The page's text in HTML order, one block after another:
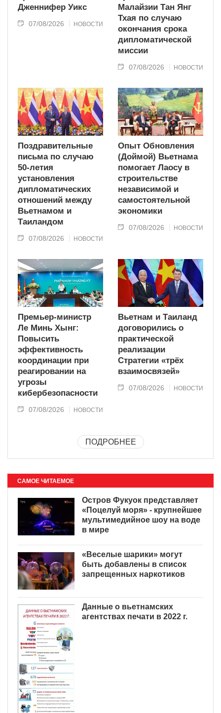
Дженнифер Уикс
07/08/2026 НОВОСТИ
Малайзии Тан Янг
Тхая по случаю
окончания срока
дипломатической
миссии
07/08/2026 НОВОСТИ
Поздравительные
письма по случаю
50-летия
установления
дипломатических
отношений между
Вьетнамом и
Таиландом
07/08/2026 НОВОСТИ
Опыт Обновления
(Доймой) Вьетнама
помогает Лаосу в
строительстве
независимой и
самостоятельной
экономики
07/08/2026 НОВОСТИ
Премьер-министр
Ле Минь Хынг:
Повысить
эффективность
координации при
реагировании на
угрозы
кибербезопасности
07/08/2026 НОВОСТИ
Вьетнам и Таиланд
договорились о
практической
реализации
Стратегии «трёх
взаимосвязей»
07/08/2026 НОВОСТИ
ПОДРОБНЕЕ
САМОЕ ЧИТАЕМОЕ
Остров Фукуок представляет
«Поцелуй моря» - крупнейшее
мультимедийное шоу на воде
в мире
«Веселые шарики» могут
быть добавлены в список
запрещенных наркотиков
Данные о вьетнамских
агентствах печати в 2022 г.